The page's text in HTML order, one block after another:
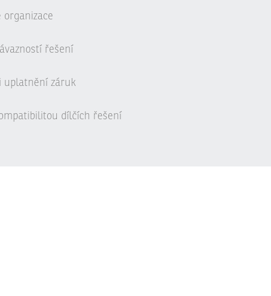
organizace
řešení
uplatnění záruk
dílčích řešení